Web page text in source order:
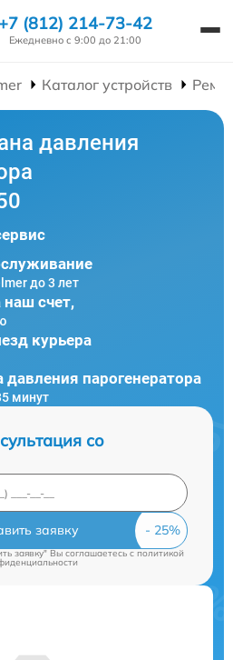
+7 (812) 214-73-42
Ежедневно с 9:00 до 21:00
Каталог устройств
давления
до 3 лет
наш счет,
курьера
давления парогенератора
минут
со
заявку
заявку" Вы соглашаетесь c политикой